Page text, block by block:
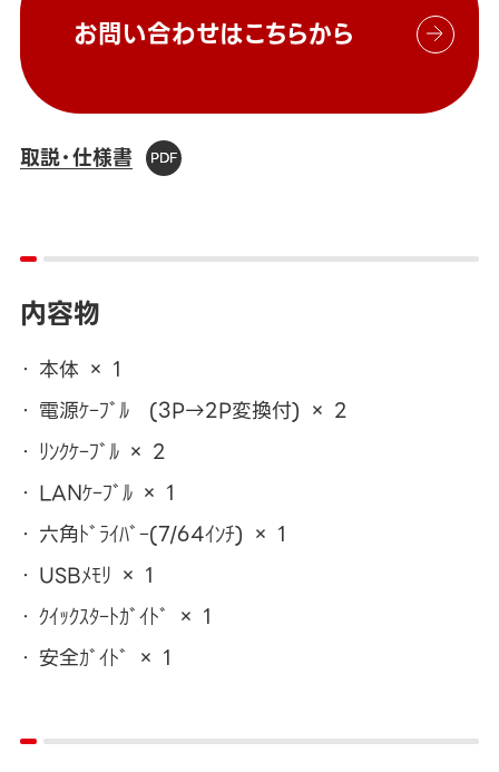
お問い合わせはこちらから
取説・仕様書
内容物
本体 × 1
電源ｹｰﾌﾞﾙ (3P→2P変換付) × 2
ﾘﾝｸｹｰﾌﾞﾙ × 2
LANｹｰﾌﾞﾙ × 1
六角ﾄﾞﾗｲﾊﾞｰ(7/64ｲﾝﾁ) × 1
USBﾒﾓﾘ × 1
ｸｲｯｸｽﾀｰﾄｶﾞｲﾄﾞ × 1
安全ｶﾞｲﾄﾞ × 1